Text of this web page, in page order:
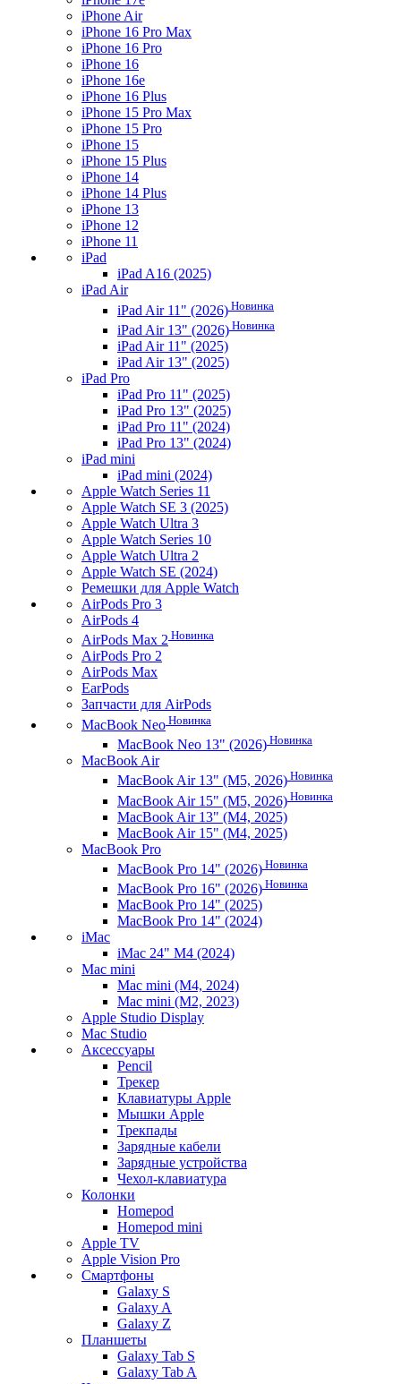
iPhone Air
iPhone 16 Pro Max
iPhone 16 Pro
iPhone 16
iPhone 16e
iPhone 16 Plus
iPhone 15 Pro Max
iPhone 15 Pro
iPhone 15
iPhone 15 Plus
iPhone 14
iPhone 14 Plus
iPhone 13
iPhone 12
iPhone 11
iPad
iPad A16 (2025)
iPad Air
iPad Air 11" (2026) Новинка
iPad Air 13" (2026) Новинка
iPad Air 11" (2025)
iPad Air 13" (2025)
iPad Pro
iPad Pro 11" (2025)
iPad Pro 13" (2025)
iPad Pro 11" (2024)
iPad Pro 13" (2024)
iPad mini
iPad mini (2024)
Apple Watch Series 11
Apple Watch SE 3 (2025)
Apple Watch Ultra 3
Apple Watch Series 10
Apple Watch Ultra 2
Apple Watch SE (2024)
Ремешки для Apple Watch
AirPods Pro 3
AirPods 4
AirPods Max 2 Новинка
AirPods Pro 2
AirPods Max
EarPods
Запчасти для AirPods
MacBook Neo Новинка
MacBook Neo 13" (2026) Новинка
MacBook Air
MacBook Air 13" (M5, 2026) Новинка
MacBook Air 15" (M5, 2026) Новинка
MacBook Air 13" (M4, 2025)
MacBook Air 15" (M4, 2025)
MacBook Pro
MacBook Pro 14" (2026) Новинка
MacBook Pro 16" (2026) Новинка
MacBook Pro 14" (2025)
MacBook Pro 14" (2024)
iMac
iMac 24" M4 (2024)
Mac mini
Mac mini (M4, 2024)
Mac mini (M2, 2023)
Apple Studio Display
Mac Studio
Аксессуары
Pencil
Трекер
Клавиатуры Apple
Мышки Apple
Трекпады
Зарядные кабели
Зарядные устройства
Чехол-клавиатура
Колонки
Homepod
Homepod mini
Apple TV
Apple Vision Pro
Смартфоны
Galaxy S
Galaxy A
Galaxy Z
Планшеты
Galaxy Tab S
Galaxy Tab A